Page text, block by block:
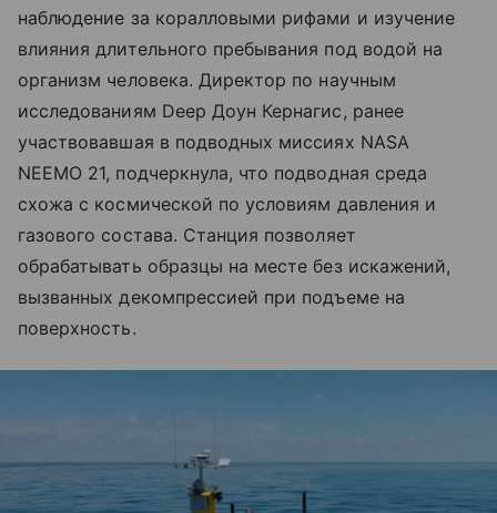
наблюдение за коралловыми рифами и изучение
влияния длительного пребывания под водой на
организм человека. Директор по научным
исследованиям Deep Доун Кернагис, ранее
участвовавшая в подводных миссиях NASA
NEEMO 21, подчеркнула, что подводная среда
схожа с космической по условиям давления и
газового состава. Станция позволяет
обрабатывать образцы на месте без искажений,
вызванных декомпрессией при подъеме на
поверхность.